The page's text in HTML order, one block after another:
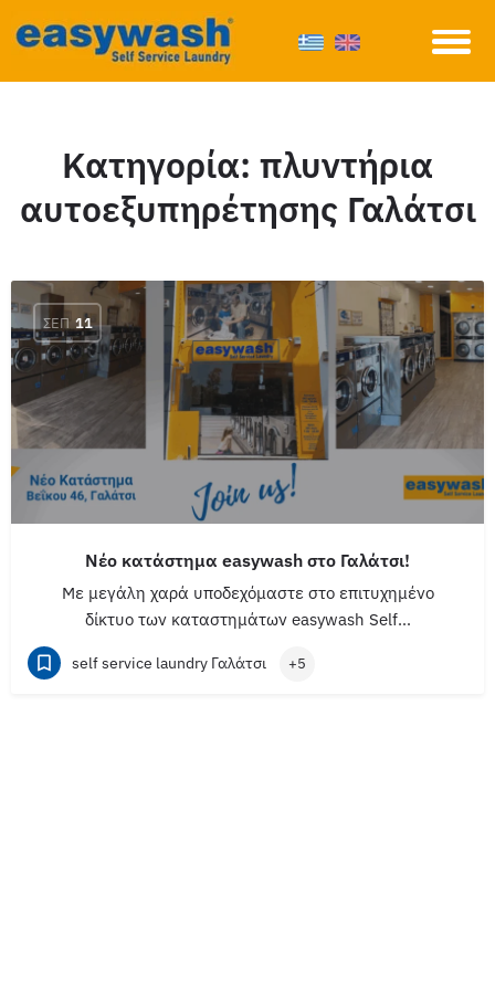
Κατηγορία: πλυντήρια
αυτοεξυπηρέτησης Γαλάτσι
ΣΕΠ 11
Νέο κατάστημα easywash στο Γαλάτσι!
Με μεγάλη χαρά υποδεχόμαστε στο επιτυχημένο
δίκτυο των καταστημάτων easywash Self…
self service laundry Γαλάτσι +5